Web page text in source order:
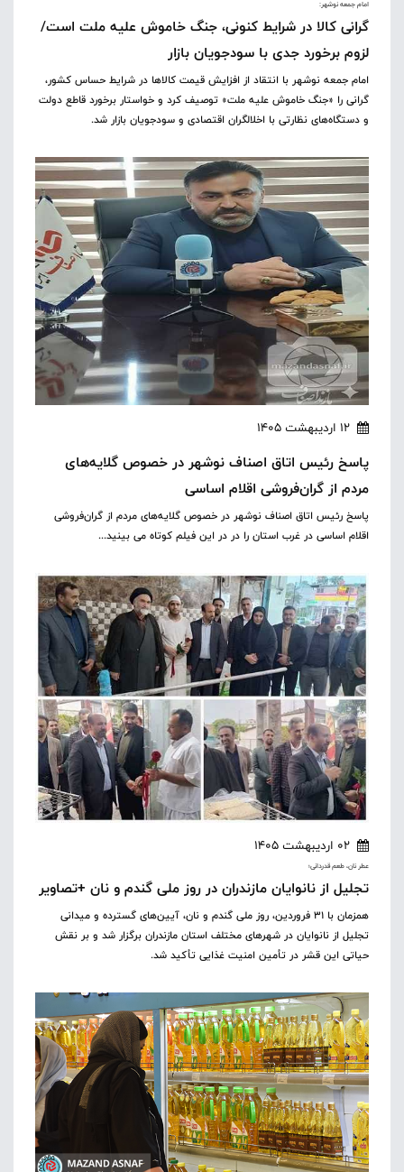
امام جمعه نوشهر:
گرانی کالا در شرایط کنونی، جنگ خاموش علیه ملت است/
لزوم برخورد جدی با سودجویان بازار
امام جمعه نوشهر با انتقاد از افزایش قیمت کالاها در شرایط حساس کشور،
گرانی را «جنگ خاموش علیه ملت» توصیف کرد و خواستار برخورد قاطع دولت
و دستگاه‌های نظارتی با اخلالگران اقتصادی و سودجویان بازار شد.
12 اردیبهشت 1405
پاسخ رئیس اتاق اصناف نوشهر در خصوص گلایه‌های
مردم از گران‌فروشی اقلام اساسی
پاسخ رئیس اتاق اصناف نوشهر در خصوص گلایه‌های مردم از گران‌فروشی
اقلام اساسی در غرب استان را در در این فیلم کوتاه می بینید...
02 اردیبهشت 1405
عطر نان، طعم قدردانی؛
تجلیل از نانوایان مازندران در روز ملی گندم و نان +تصاویر
همزمان با ۳۱ فروردین، روز ملی گندم و نان، آیین‌های گسترده و میدانی
تجلیل از نانوایان در شهرهای مختلف استان مازندران برگزار شد و بر نقش
حیاتی این قشر در تأمین امنیت غذایی تأکید شد.